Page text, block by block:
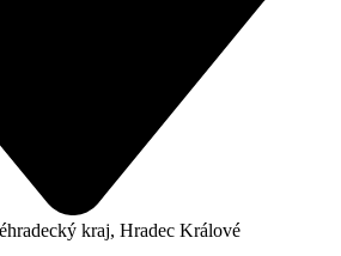
kraj, Hradec Králové